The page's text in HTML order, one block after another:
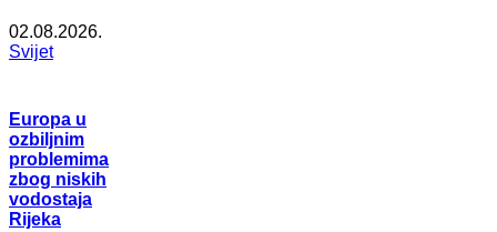
02.08.2026.
Svijet
Europa u
ozbiljnim
problemima
zbog niskih
vodostaja
Rijeka